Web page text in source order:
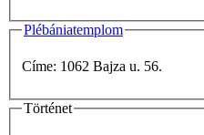
Plébániatemplom
Címe: 1062 Bajza u. 56.
Történet